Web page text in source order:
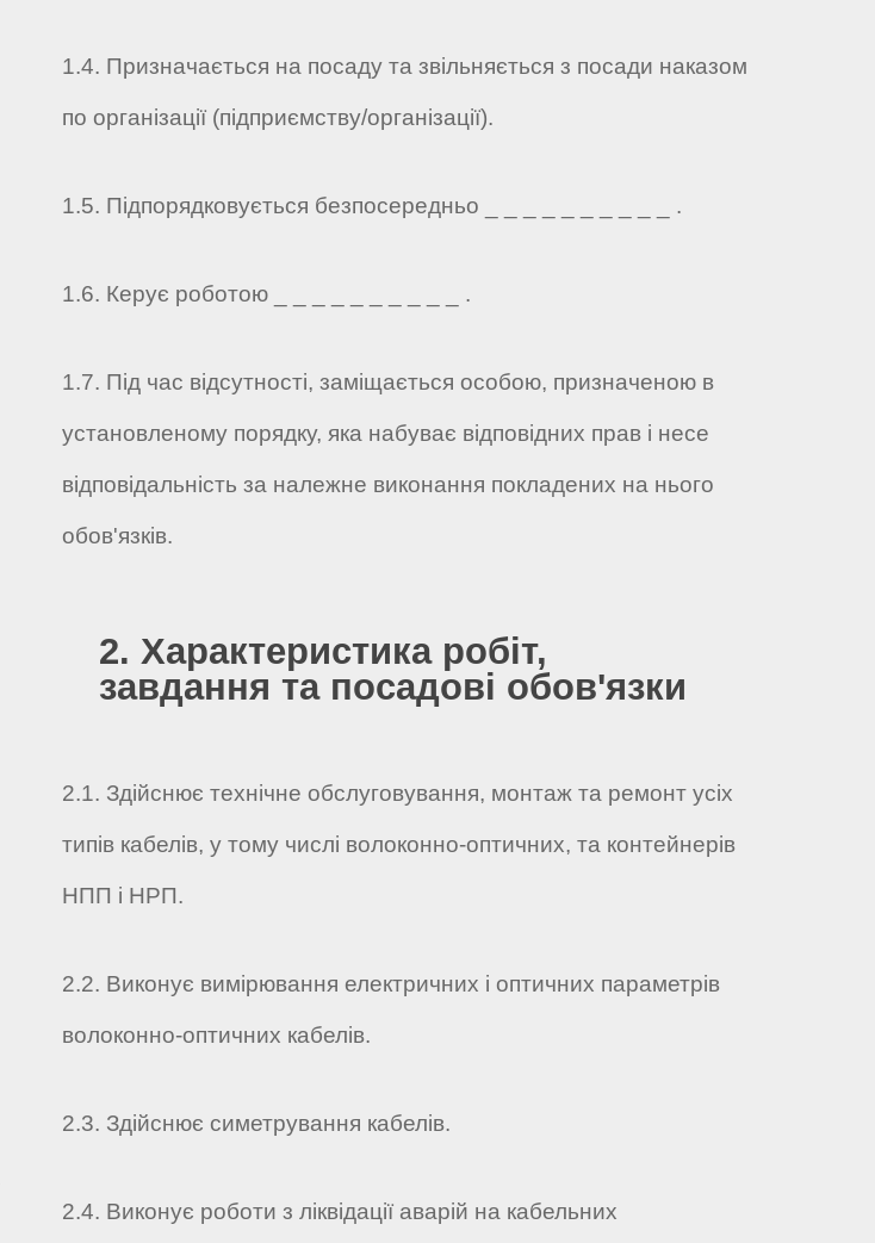
1.4. Призначається на посаду та звільняється з посади наказом
по організації (підприємству/організації).
1.5. Підпорядковується безпосередньо _ _ _ _ _ _ _ _ _ _ .
1.6. Керує роботою _ _ _ _ _ _ _ _ _ _ .
1.7. Під час відсутності, заміщається особою, призначеною в
установленому порядку, яка набуває відповідних прав і несе
відповідальність за належне виконання покладених на нього
обов'язків.
2. Характеристика робіт,
завдання та посадові обов'язки
2.1. Здійснює технічне обслуговування, монтаж та ремонт усіх
типів кабелів, у тому числі волоконно-оптичних, та контейнерів
НПП і НРП.
2.2. Виконує вимірювання електричних і оптичних параметрів
волоконно-оптичних кабелів.
2.3. Здійснює симетрування кабелів.
2.4. Виконує роботи з ліквідації аварій на кабельних